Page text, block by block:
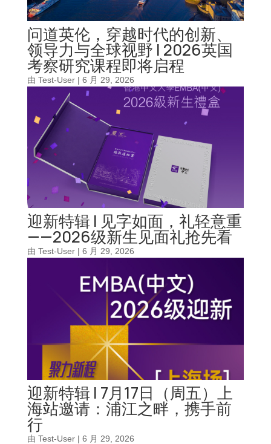
问道英伦，穿越时代的创新、
领导力与全球视野 | 2026英国
考察研究课程即将启程
由 Test-User| 6 月 29, 2026
迎新特辑 | 见字如面，礼轻意重
——2026级新生见面礼抢先看
由 Test-User| 6 月 29, 2026
迎新特辑 | 7月17日（周五）上
海站邀请：浦江之畔，携手前
行
由 Test-User| 6 月 29, 2026